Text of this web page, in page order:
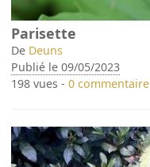
Parisette
De Deuns
Publié le 09/05/2023
198 vues -0 commentaire